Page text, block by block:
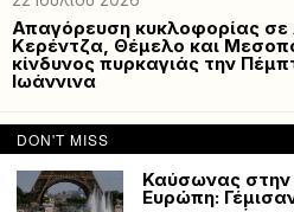
Απαγόρευση κυκλοφορίας
Κερέντζα, Θέμελο και
κίνδυνος πυρκαγιάς την
Ιωάννινα
DON'T MISS
Καύσωνας στην
Ευρώπη: